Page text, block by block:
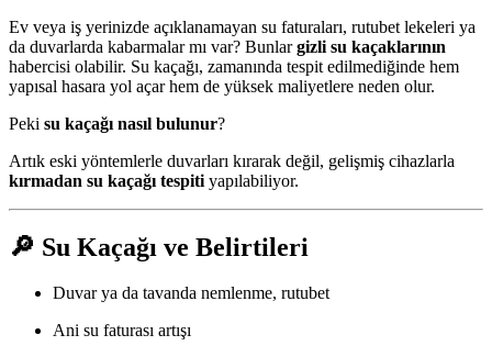
Ev veya iş yerinizde açıklanamayan su faturaları, rutubet lekeleri ya
da duvarlarda kabarmalar mı var? Bunlargizli su kaçaklarının
habercisi olabilir. Su kaçağı, zamanında tespit edilmediğinde hem
yapısal hasara yol açar hem de yüksek maliyetlere neden olur.
Peki su kaçağı nasıl bulunur?
Artık eski yöntemlerle duvarları kırarak değil, gelişmiş cihazlarla
kırmadan su kaçağı tespiti yapılabiliyor.
🔎 Su Kaçağı ve Belirtileri
Duvar ya da tavanda nemlenme, rutubet
Ani su faturası artışı